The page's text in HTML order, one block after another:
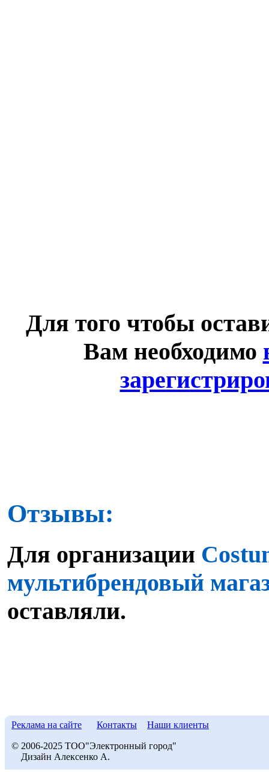
Для того чтобы
Вам необходимо
Отзывы:
Для организации
мультибрендовый
оставляли.
Реклама на сайте Контакты Наши клиенты
© 2006-2025 ТОО"Электронный город"
Дизайн Алексенко А.